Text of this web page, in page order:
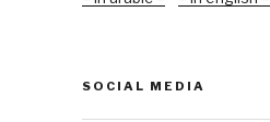
SOCIAL MEDIA